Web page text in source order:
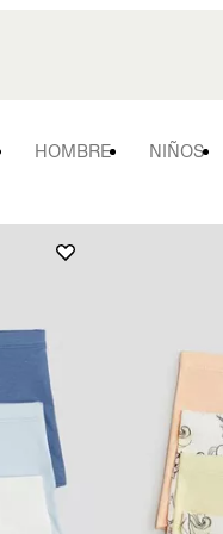
HOMBRE NIÑOS